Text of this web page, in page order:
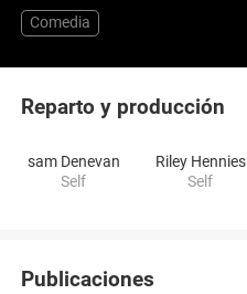
Comedia
Reparto y producción
sam Denevan
Self
Riley Hennies
Self
Publicaciones